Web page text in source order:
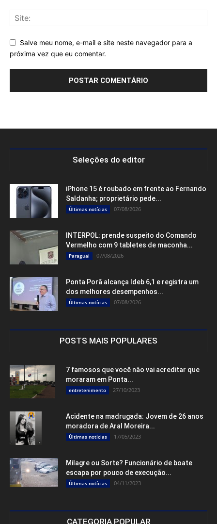
Salve meu nome, e-mail e site neste navegador para a
próxima vez que eu comentar.
Seleções do editor
iPhone 15 é roubado em frente ao Fernando
Saldanha; proprietário pede...
Últimas notícias 07/08/2026
INTERPOL: prende suspeito do Comando
Vermelho com 9 tabletes de maconha...
Paraguai 07/08/2026
Ponta Porã alcança Ideb 6,1 e registra um
dos melhores desempenhos...
Últimas notícias 07/08/2026
POSTS MAIS POPULARES
7 famosos que você não vai acreditar que
moraram em Ponta...
entretenimento 27/10/2023
Acidente na madrugada: Jovem de 26 anos
moradora de Aral Moreira...
Últimas notícias 17/05/2023
Milagre ou Sorte? Funcionário de boate
escapa por pouco de execução...
Últimas notícias 04/11/2023
CATEGORIA POPULAR